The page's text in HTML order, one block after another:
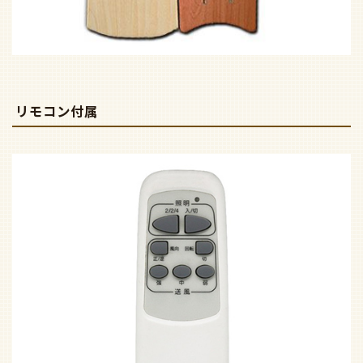
リモコン付属